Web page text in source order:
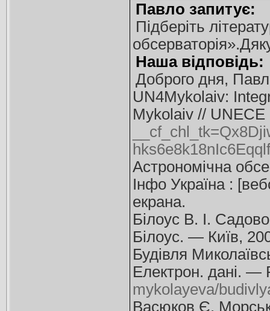
Павло запитує:
Підберіть
Наша відповідь:
Доброго дня,
UN4Mykolaiv:
Mykolaiv //
Астрономічна
Інфо Україна :
екрана.
Білоус В. І.
Білоус. — Київ,
Будівля
Електрон. дані.
mykolayeva/
Васюков Є.